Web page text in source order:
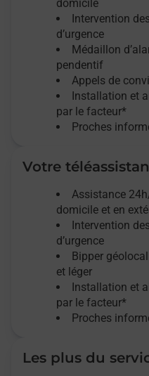
domicile
Intervention
d’urgence
Médaillon
pendentif
Appels de
Installation et
par le facteur*
Proches
Votre
Assistance
domicile et en
Intervention
d’urgence
Bipper
et léger
Installation et
par le facteur*
Proches
Les plus du